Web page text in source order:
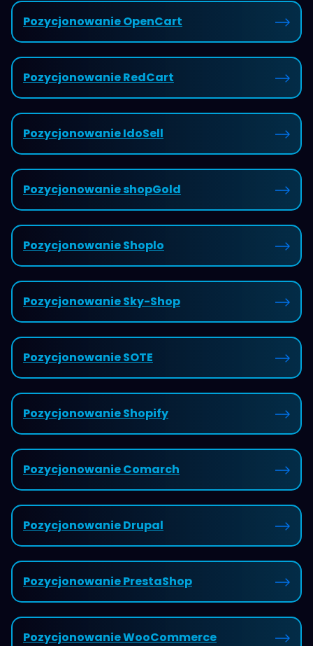
Pozycjonowanie OpenCart
Pozycjonowanie RedCart
Pozycjonowanie IdoSell
Pozycjonowanie shopGold
Pozycjonowanie Shoplo
Pozycjonowanie Sky-Shop
Pozycjonowanie SOTE
Pozycjonowanie Shopify
Pozycjonowanie Comarch
Pozycjonowanie Drupal
Pozycjonowanie PrestaShop
Pozycjonowanie WooCommerce